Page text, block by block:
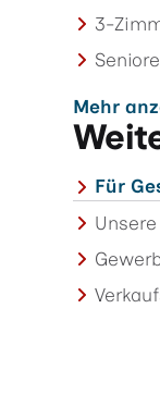
3-
Mehr
Für